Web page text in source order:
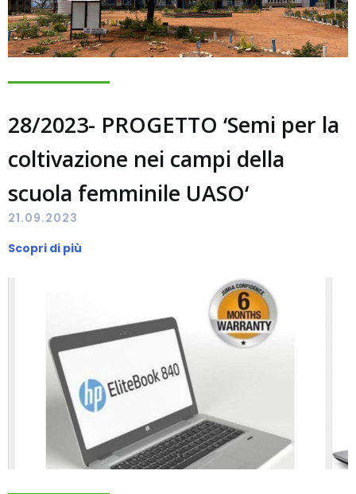
28/2023- PROGETTO ‘Semi per la
coltivazione nei campi della
scuola femminile UASO‘
21.09.2023
Scopri di più